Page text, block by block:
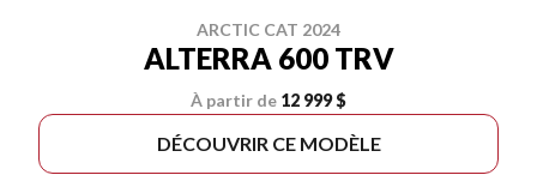
ARCTIC CAT 2024
ALTERRA 600 TRV
À partir de 12 999 $
DÉCOUVRIR CE MODÈLE